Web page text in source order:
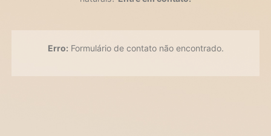
Erro: Formulário de contato não encontrado.